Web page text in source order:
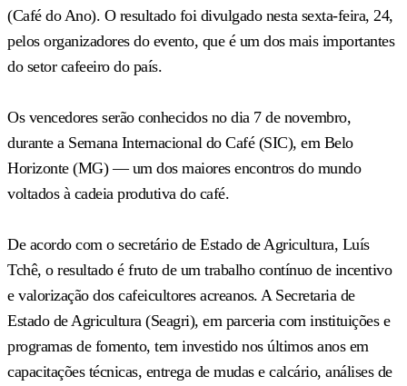
(Café do Ano). O resultado foi divulgado nesta sexta-feira, 24,
pelos organizadores do evento, que é um dos mais importantes
do setor cafeeiro do país.
Os vencedores serão conhecidos no dia 7 de novembro,
durante a Semana Internacional do Café (SIC), em Belo
Horizonte (MG) — um dos maiores encontros do mundo
voltados à cadeia produtiva do café.
De acordo com o secretário de Estado de Agricultura, Luís
Tchê, o resultado é fruto de um trabalho contínuo de incentivo
e valorização dos cafeicultores acreanos. A Secretaria de
Estado de Agricultura (Seagri), em parceria com instituições e
programas de fomento, tem investido nos últimos anos em
capacitações técnicas, entrega de mudas e calcário, análises de